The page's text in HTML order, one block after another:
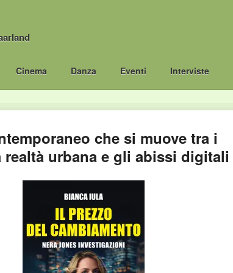
Cinema Danza Eventi Interviste
che si muove tra i
urbana e gli abissi digitali